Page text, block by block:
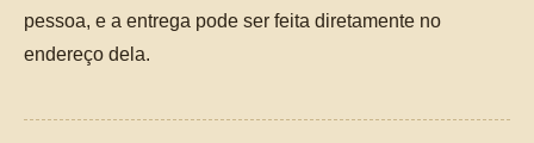
pessoa, e a entrega pode ser feita diretamente no
endereço dela.